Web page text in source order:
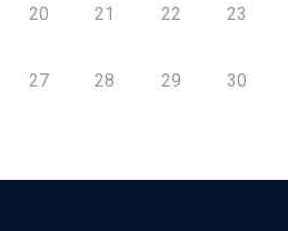
20 21 22 23
27 28 29 30